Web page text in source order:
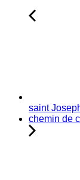
saint
chemin de